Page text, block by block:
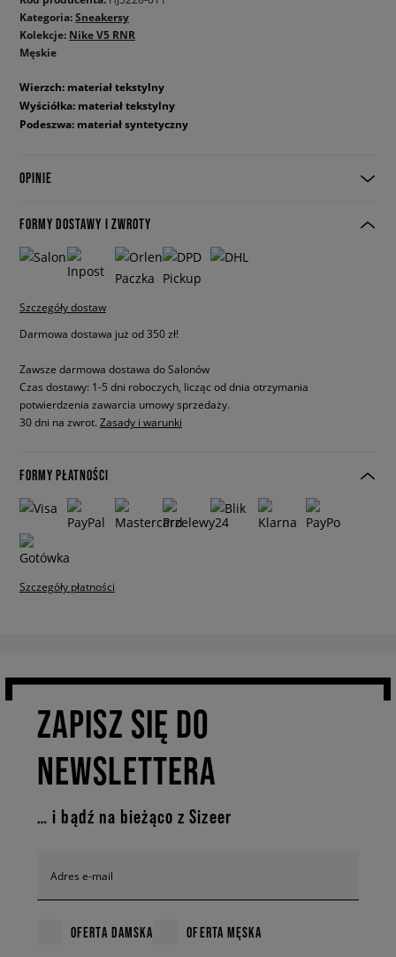
Kategoria:Sneakersy
Kolekcje: Nike V5 RNR
Męskie
Wierzch: materiał tekstylny
Wyściółka: materiał tekstylny
Podeszwa: materiał syntetyczny
OPINIE
FORMY DOSTAWY I ZWROTY
Szczegóły dostaw
Darmowa dostawa już od 350 zł!
Zawsze darmowa dostawa do Salonów
Czas dostawy: 1-5 dni roboczych, licząc od dnia otrzymania
potwierdzenia zawarcia umowy sprzedaży.
30 dni na zwrot. Zasady i warunki
FORMY PŁATNOŚCI
Szczegóły płatności
ZAPISZ SIĘ DO
NEWSLETTERA
… i bądź na bieżąco z Sizeer
Adres e-mail
OFERTA DAMSKA OFERTA MĘSKA